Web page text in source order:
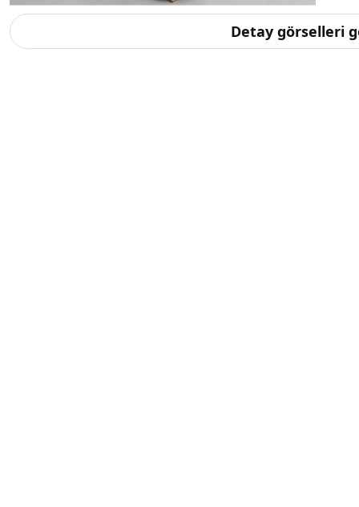
Detay görselleri